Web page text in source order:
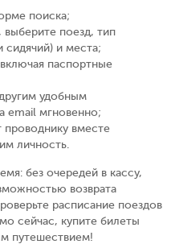
поиска;
поезд, тип
сидячий) и места;
паспортные
удобным
email мгновенно;
вместе
личность.
без очередей в кассу,
возврата
расписание поездов
сейчас, купите билеты
путешествием!